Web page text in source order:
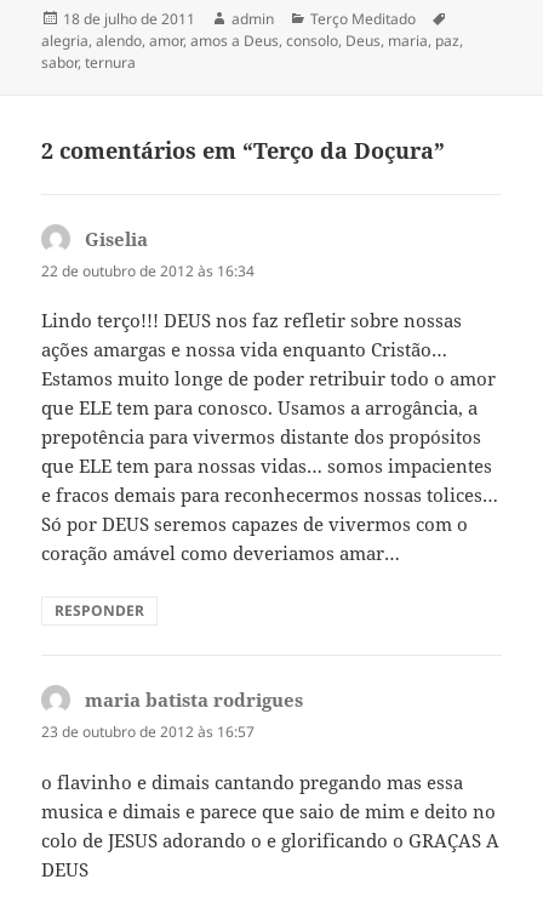
a
j
a
n
e
v
a
j
)
Publicado
em
18 de julho de 2011 Autor
admin Categorias
Terço Meditado
alegria,alendo,amor,amos a Deus,consolo, Deus, maria, paz,
sabor,ternura
2 comentários em “Terço da Doçura”
Giselia
22 de outubro de 2012 às 16:34
Lindo terço!!! DEUS nos faz refletir sobre nossas
ações amargas e nossa vida enquanto Cristão…
Estamos muito longe de poder retribuir todo o amor
que ELE tem para conosco. Usamos a arrogância, a
prepotência para vivermos distante dos propósitos
que ELE tem para nossas vidas… somos impacientes
e fracos demais para reconhecermos nossas tolices…
Só por DEUS seremos capazes de vivermos com o
coração amável como deveriamos amar…
RESPONDER
maria batista rodrigues
23 de outubro de 2012 às 16:57
o flavinho e dimais cantando pregando mas essa
musica e dimais e parece que saio de mim e deito no
colo de JESUS adorando o e glorificando o GRAÇAS A
DEUS